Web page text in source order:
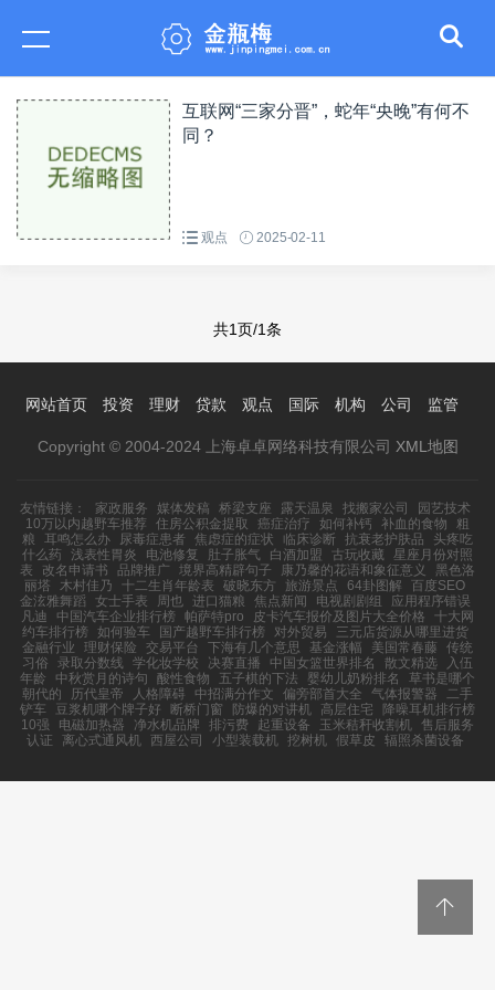
互联网“三家分晋”，蛇年“央晚”有何不
同？
观点 2025-02-11
共1页/1条
网站首页 投资 理财 贷款 观点 国际 机构 公司 监管
Copyright © 2004-2024 上海卓卓网络科技有限公司 XML地图
友情链接： 家政服务 媒体发稿 桥梁支座 露天温泉 找搬家公司
园艺技术
10万以内越野车推荐
住房公积金提取 癌症治疗 如何补钙 补血的食物
粗
粮
耳鸣怎么办 尿毒症患者 焦虑症的症状 临床诊断 抗衰老护肤品
头疼吃
什么药
浅表性胃炎 电池修复 肚子胀气 白酒加盟 古玩收藏 星座月份对照
表
改名申请书 品牌推广 境界高精辟句子 康乃馨的花语和象征意义
黑色洛
丽塔
木村佳乃 十二生肖年龄表 破晓东方 旅游景点 64卦图解
百度SEO
金泫雅舞蹈
女士手表 周也 进口猫粮 焦点新闻 电视剧剧组
应用程序错误
凡迪
中国汽车企业排行榜 帕萨特pro 皮卡汽车报价及图片大全价格
十大网
约车排行榜
如何验车 国产越野车排行榜 对外贸易
三元店货源从哪里进货
金融行业
理财保险 交易平台 下海有几个意思 基金涨幅 美国常春藤
传统
习俗
录取分数线 学化妆学校 决赛直播 中国女篮世界排名 散文精选
入伍
年龄
中秋赏月的诗句 酸性食物 五子棋的下法 婴幼儿奶粉排名
草书是哪个
朝代的
历代皇帝 人格障碍 中招满分作文 偏旁部首大全 气体报警器
二手
铲车
豆浆机哪个牌子好 断桥门窗 防爆的对讲机 高层住宅
降噪耳机排行榜
10强
电磁加热器 净水机品牌 排污费 起重设备 玉米秸秆收割机 售后服务
认证
离心式通风机 西屋公司 小型装载机 挖树机 假草皮 辐照杀菌设备